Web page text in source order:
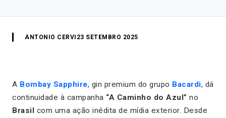
ANTONIO CERVI 23 SETEMBRO 2025
A Bombay Sapphire, gin premium do grupo Bacardi, dá
continuidade à campanha “A Caminho do Azul” no
Brasil com uma ação inédita de mídia exterior. Desde